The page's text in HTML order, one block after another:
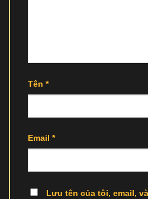
Tên *
Email *
Lưu tên của tôi, email,